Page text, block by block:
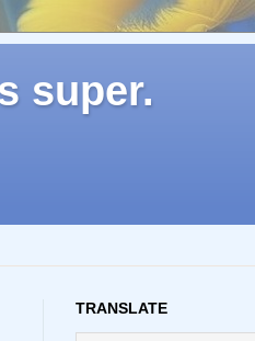
super.
TRANSLATE